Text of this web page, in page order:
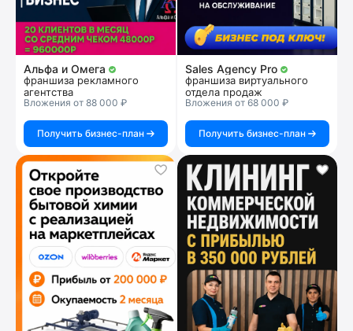
Альфа и Омега
франшиза рекламного
агентства
Вложения от 88 000 ₽
Получить бизнес-план
Sales Agency Pro
франшиза виртуального
отдела продаж
Вложения от 68 000 ₽
Получить бизнес-план